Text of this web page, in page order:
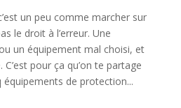
un peu comme marcher sur
le droit à l’erreur. Une
un équipement mal choisi, et
pour ça qu’on te partage
équipements de protection...